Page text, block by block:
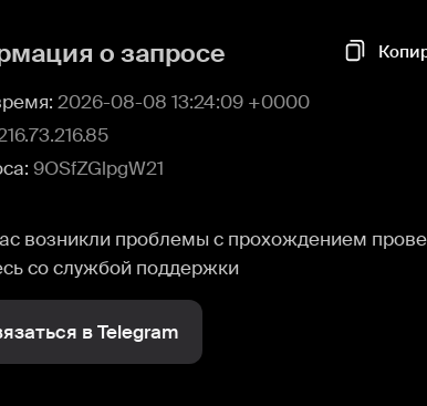
о запросе
2026-08-08 13:24:09 +0000
9OSfZGlpgW21
возникли проблемы с прохождением
со службой поддержки
в Telegram